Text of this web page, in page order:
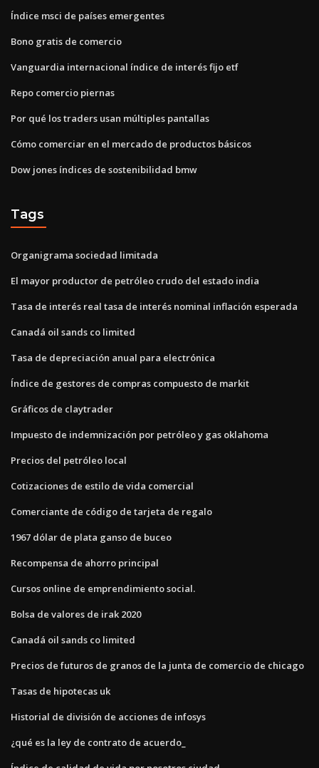
Índice msci de países emergentes
Bono gratis de comercio
Vanguardia internacional índice de interés fijo etf
Repo comercio piernas
Por qué los traders usan múltiples pantallas
Cómo comerciar en el mercado de productos básicos
Dow jones índices de sostenibilidad bmw
Tags
Organigrama sociedad limitada
El mayor productor de petróleo crudo del estado india
Tasa de interés real tasa de interés nominal inflación esperada
Canadá oil sands co limited
Tasa de depreciación anual para electrónica
Índice de gestores de compras compuesto de markit
Gráficos de claytrader
Impuesto de indemnización por petróleo y gas oklahoma
Precios del petróleo local
Cotizaciones de estilo de vida comercial
Comerciante de código de tarjeta de regalo
1967 dólar de plata ganso de buceo
Recompensa de ahorro principal
Cursos online de emprendimiento social.
Bolsa de valores de irak 2020
Canadá oil sands co limited
Precios de futuros de granos de la junta de comercio de chicago
Tasas de hipotecas uk
Historial de división de acciones de infosys
¿qué es la ley de contrato de acuerdo_